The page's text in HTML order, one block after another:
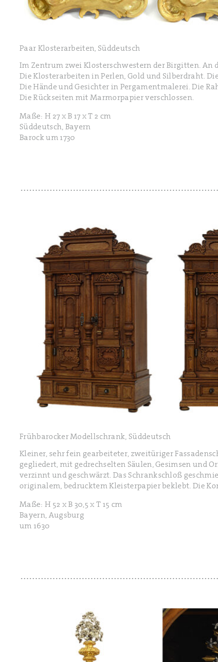
Paar Klosterarbeiten, Süddeutsch
Im Zentrum zwei Klosterschwestern der Birgitten. An
Die Klosterarbeiten in Perlen, Gold und Silberdraht.
Die Hände und Gesichter in Pergamentmalerei. Die
Die Rückseiten mit Marmorpapier verschlossen.
Maße: H 27 x B 17 x T 2 cm
Süddeutsch, Bayern
Barock um 1730
Frühbarocker Modellschrank, Süddeutsch
Kleiner, sehr fein gearbeiteter, zweitüriger
gegliedert, mit gedrechselten Säulen, Gesimsen und
verzinnt und geschwärzt. Das Schrankschloß
originalem, bedrucktem Kleisterpapier beklebt. Die
Maße: H 52 x B 30,5 x T 15 cm
Bayern, Augsburg
um 1630